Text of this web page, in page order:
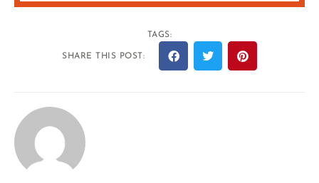
TAGS:
SHARE THIS POST: